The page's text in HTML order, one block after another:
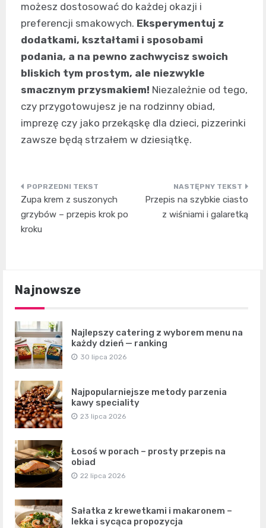
możesz dostosować do każdej okazji i
preferencji smakowych. Eksperymentuj z
dodatkami, kształtami i sposobami
podania, a na pewno zachwycisz swoich
bliskich tym prostym, ale niezwykle
smacznym przysmakiem! Niezależnie od tego,
czy przygotowujesz je na rodzinny obiad,
imprezę czy jako przekąskę dla dzieci, pizzerinki
zawsze będą strzałem w dziesiątkę.
Nawigacja
wpisu
Zupa krem z suszonych
grzybów – przepis krok po
kroku
Przepis na szybkie ciasto
z wiśniami i galaretką
Najnowsze
Najlepszy catering z wyborem menu na
każdy dzień — ranking
30 lipca 2026
Najpopularniejsze metody parzenia
kawy speciality
23 lipca 2026
Łosoś w porach – prosty przepis na
obiad
22 lipca 2026
Sałatka z krewetkami i makaronem –
lekka i sycąca propozycja